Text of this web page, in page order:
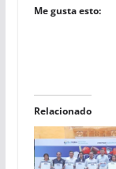
Me gusta esto:
Relacionado